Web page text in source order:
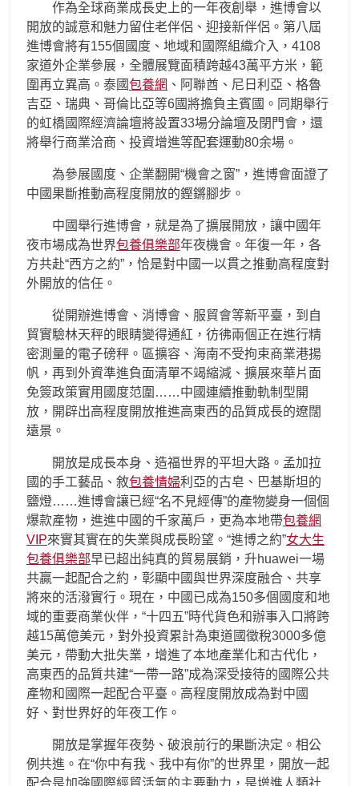
作為全球商業成長史上的一年夜創舉，進博會以
開放的誠意和魅力留住老伴侶、迎接新伴侶。第八屆
進博會將有155個國度、地域和國際組織介入，4108
家道外企業參展，全體展覽面積跨越43萬平方米，範
圍再立異高。泰國包養網 、阿聯酋、尼日利亞、格魯
吉亞、瑞典、哥倫比亞等6國將擔負主賓國。同期舉行
的虹橋國際經濟論壇將設置33場分論壇及閉門會，還
將舉行商業洽商、投資增進等配套運動80余場。
為參展國度、企業翻開“機會之窗”，進博會面證了
中國果斷推動高程度開放的鏗鏘腳步。
中國舉行進博會，就是為了擴展開放，讓中國年
夜市場成為世界包養俱樂部年夜機會。年復一年，各
方共赴“西方之約”，恰是對中國一以貫之推動高程度對
外開放的信任。
從開辦進博會、消博會、服貿會等新平臺，到自
貿實驗林天秤的眼睛變得通紅，彷彿兩個正在進行精
密測量的電子磅秤。區擴容、海南不受拘束商業港揚
帆，再到外資準進負面清單不竭縮減、擴展來華片面
免簽政策實用國度范圍……中國連續推動軌制型開
放，開辟出高程度開放推進高東西的品質成長的遼闊
遠景。
開放是成長本身、造福世界的平坦大路。孟加拉
國的手工藝品、敘包養情婦利亞的古皂、巴基斯坦的
鹽燈……進博會讓已經“名不見經傳”的產物變身一個個
爆款產物，進進中國的千家萬戶，更為本地帶包養網
VIP來實其實在的失業與成長盼望。“進博之約”女大生
包養俱樂部早已超出純真的貿易展銷，升huawei一場
共贏一起配合之約，彰顯中國與世界深度融合、共享
將來的活潑實行。現在，中國已成為150多個國度和地
域的重要商業伙伴，“十四五”時代貨色和辦事入口將跨
越15萬億美元，對外投資累計為東道國徵稅3000多億
美元，帶動大批失業，增進了本地產業化和古代化，
高東西的品質共建“一帶一路”成為深受接待的國際公共
產物和國際一起配合平臺。高程度開放成為對中國
好、對世界好的年夜工作。
開放是掌握年夜勢、破浪前行的果斷決定。相公
例共進。在“你中有我、我中有你”的世界里，開放一起
配合是加強國際經貿活氣的主要動力，是增進人類社